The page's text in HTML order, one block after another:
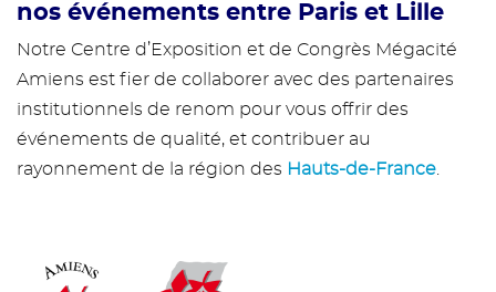
nos événements entre Paris et Lille
Notre Centre d’Exposition et de Congrès Mégacité
Amiens est fier de collaborer avec des partenaires
institutionnels de renom pour vous offrir des
événements de qualité, et contribuer au
rayonnement de la région des Hauts-de-France.